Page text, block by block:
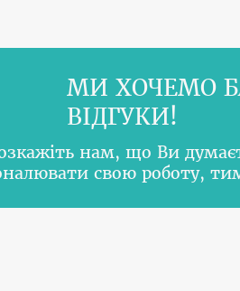
МИ ХОЧЕМО
ВІДГУКИ!
нам, що Ви
свою роботу,